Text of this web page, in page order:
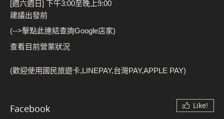
[週六週日] 下午3:00至晚上9:00
建議出發前
(-->擊點此連結查詢Google店家)
查看目前營業狀況
(歡迎使用國民旅遊卡,LINEPAY,台灣PAY,APPLE PAY)
Facebook Like!